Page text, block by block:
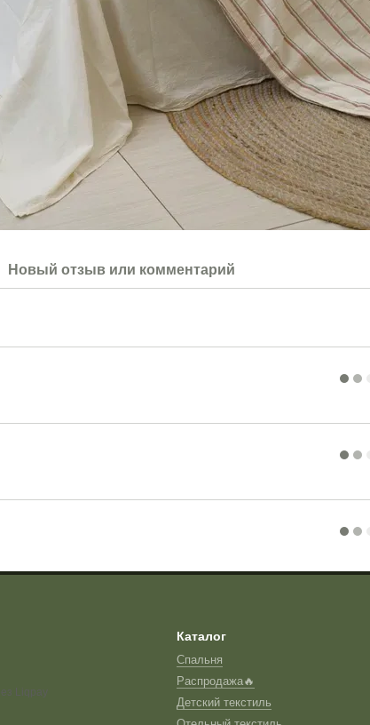
Новый отзыв или комментарий
Каталог
Спальня
Распродажа🔥
Детский текстиль